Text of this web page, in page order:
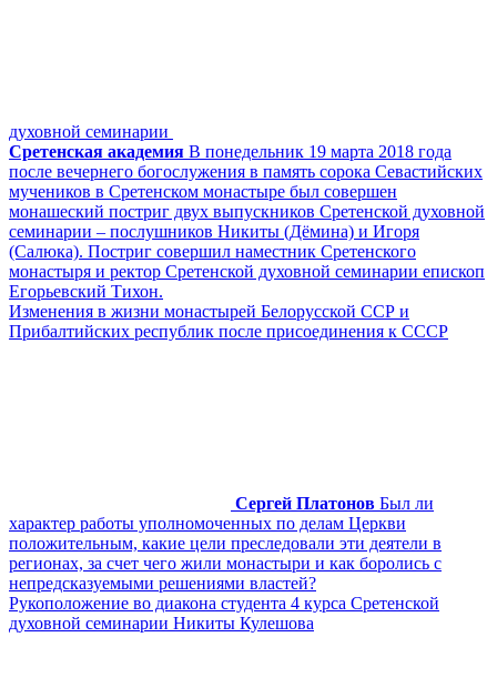
духовной семинарии
Сретенская академия В понедельник 19 марта 2018 года
после вечернего богослужения в память сорока Севастийских
мучеников в Сретенском монастыре был совершен
монашеский постриг двух выпускников Сретенской духовной
семинарии – послушников Никиты (Дёмина) и Игоря
(Салюка). Постриг совершил наместник Сретенского
монастыря и ректор Сретенской духовной семинарии епископ
Егорьевский Тихон.
Изменения в жизни монастырей Белорусской ССР и
Прибалтийских республик после присоединения к СССР
Сергей Платонов Был ли
характер работы уполномоченных по делам Церкви
положительным, какие цели преследовали эти деятели в
регионах, за счет чего жили монастыри и как боролись с
непредсказуемыми решениями властей?
Рукоположение во диакона студента 4 курса Сретенской
духовной семинарии Никиты Кулешова